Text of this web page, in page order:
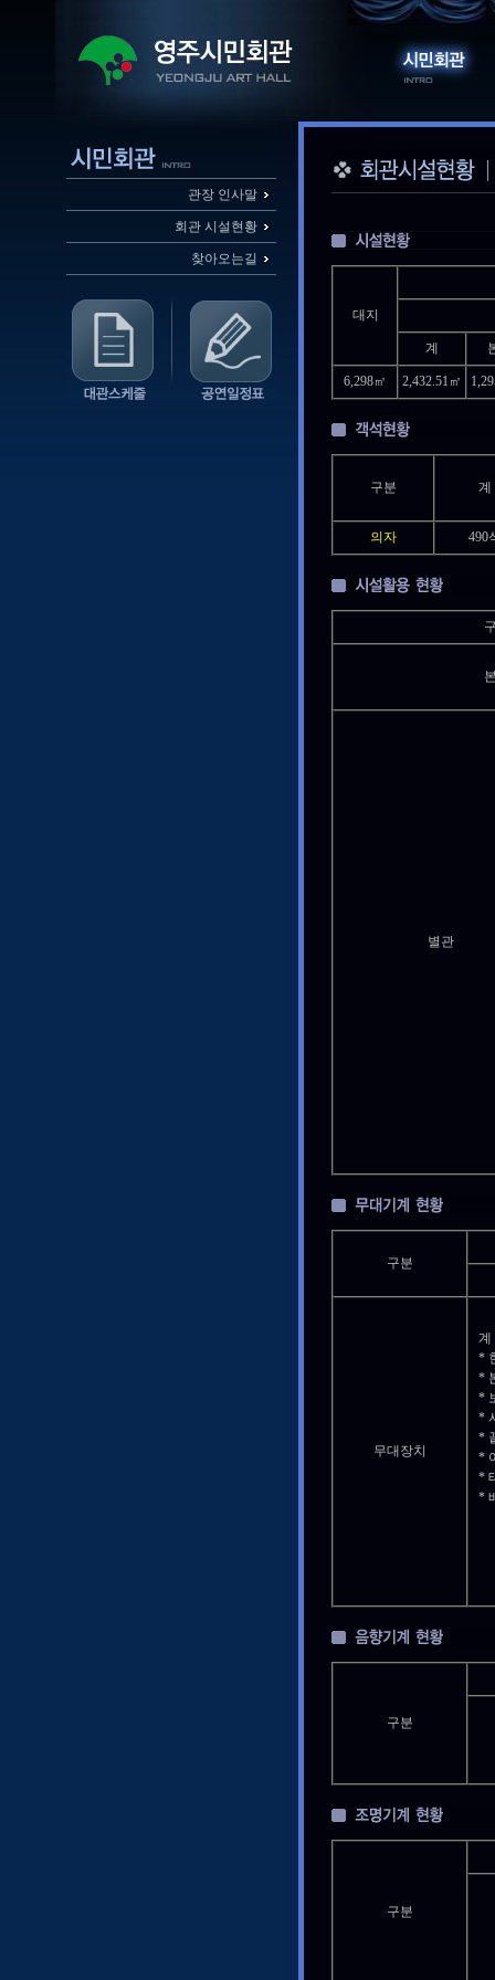
관장 인사말
회관 시설현황
찾아오는길
대지
계
6,298㎡ 2,432.51㎡
구분 계
의자 490
별관
구분
무대장치
계
*
*
*
*
*
*
*
*
구분
구분